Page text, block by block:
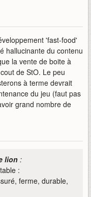
'fast-food'
hallucinante du contenu
la vente de boite à
de StO. Le peu
à terme devrait
du jeu (faut pas
grand nombre de
lion :
:
ferme, durable,